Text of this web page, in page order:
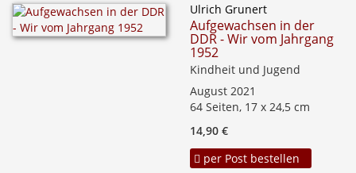
Ulrich Grunert
Aufgewachsen in der
DDR - Wir vom Jahrgang
1952
Kindheit und Jugend
August 2021
64 Seiten, 17 x 24,5 cm
14,90 €
per Post bestellen